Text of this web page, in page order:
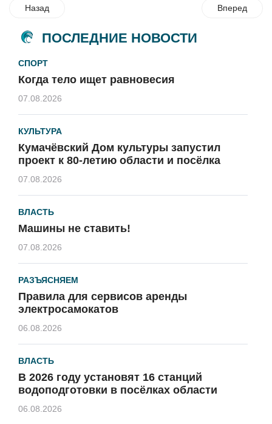
Назад Вперед
ПОСЛЕДНИЕ НОВОСТИ
СПОРТ
Когда тело ищет равновесия
07.08.2026
КУЛЬТУРА
Кумачёвский Дом культуры запустил
проект к 80-летию области и посёлка
07.08.2026
ВЛАСТЬ
Машины не ставить!
07.08.2026
РАЗЪЯСНЯЕМ
Правила для сервисов аренды
электросамокатов
06.08.2026
ВЛАСТЬ
В 2026 году установят 16 станций
водоподготовки в посёлках области
06.08.2026